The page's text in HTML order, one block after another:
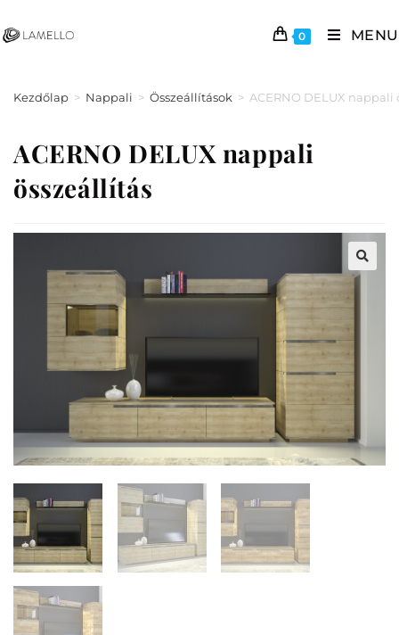
0 MENU
Kezdőlap > Nappali > Összeállítások > ACERNO DELUX nappali
ACERNO DELUX nappali
összeállítás